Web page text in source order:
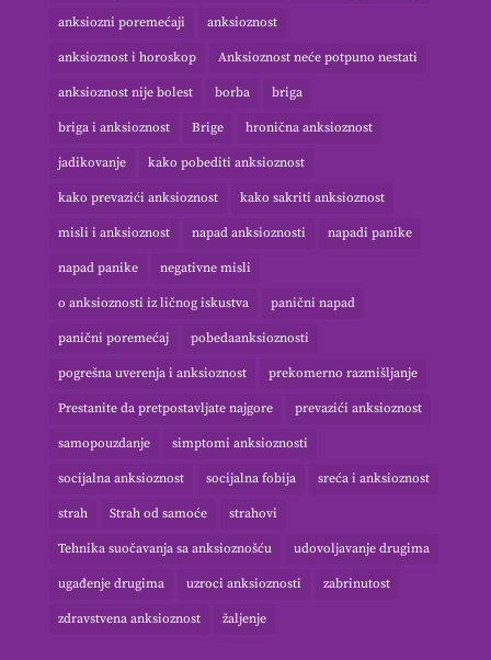
anksiozni poremećaji anksioznost
anksioznost i horoskop Anksioznost neće potpuno nestati
anksioznost nije bolest borba briga
briga i anksioznost Brige hronična anksioznost
jadikovanje kako pobediti anksioznost
kako prevazići anksioznost kako sakriti anksioznost
misli i anksioznost napad anksioznosti napadi panike
napad panike negativne misli
o anksioznosti iz ličnog iskustva panični napad
panični poremećaj pobedaanksioznosti
pogrešna uverenja i anksioznost prekomerno razmišljanje
Prestanite da pretpostavljate najgore prevazići anksioznost
samopouzdanje simptomi anksioznosti
socijalna anksioznost socijalna fobija sreća i anksioznost
strah Strah od samoće strahovi
Tehnika suočavanja sa anksioznošću udovoljavanje drugima
ugađenje drugima uzroci anksioznosti zabrinutost
zdravstvena anksioznost žaljenje